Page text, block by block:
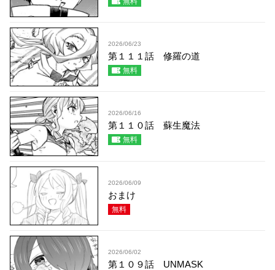
2026/06/23
第１１１話 修羅の道
無料
2026/06/16
第１１０話 蘇生魔法
無料
2026/06/09
おまけ
無料
2026/06/02
第１０９話 UNMASK